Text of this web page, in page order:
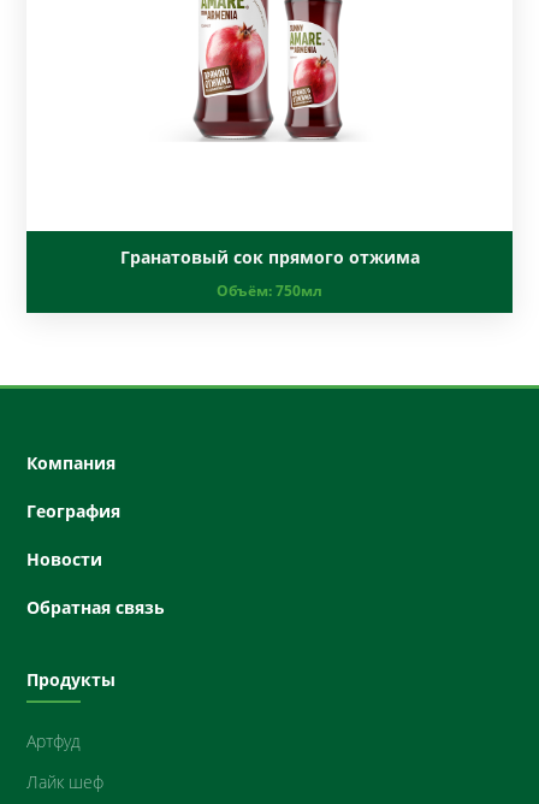
Гранатовый сок прямого отжима
Объём:750мл
Компания
География
Новости
Oбратная связь
Продукты
Артфуд
Лайк шеф